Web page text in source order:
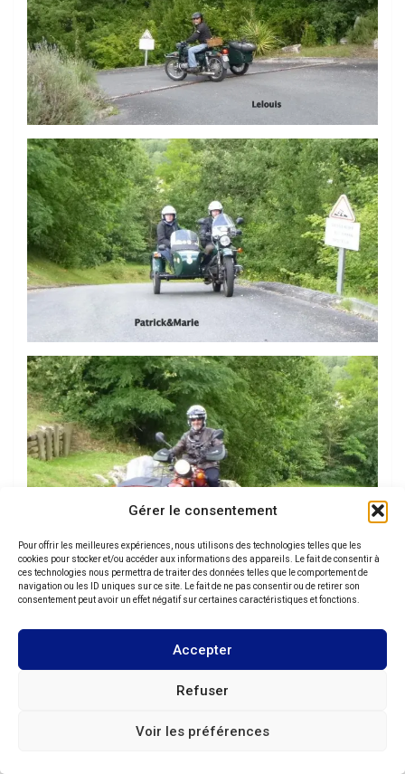
Gérer le consentement
Pour offrir les meilleures expériences, nous utilisons des technologies telles que les
cookies pour stocker et/ou accéder aux informations des appareils. Le fait de consentir à
ces technologies nous permettra de traiter des données telles que le comportement de
navigation ou les ID uniques sur ce site. Le fait de ne pas consentir ou de retirer son
consentement peut avoir un effet négatif sur certaines caractéristiques et fonctions.
Accepter
Refuser
Voir les préférences